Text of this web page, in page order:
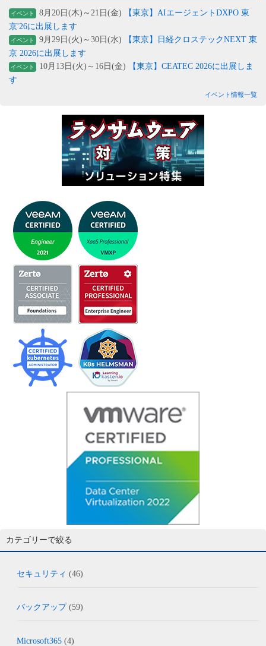
イベント 8月20日(木)～21日(金)
【東京】AIエージェントDXPO 東
京'26に出展します
イベント 9月29日(火)～30日(水)
【東京】日経クロステックNEXT 東
京 2026に出展します
イベント 10月13日(火)～16日(金)
【東京】CEATEC 2026に出展しま
す
イベント情報一覧
カテゴリーで絞る
セキュリティ (46)
バックアップ(59)
Microsoft365 (4)